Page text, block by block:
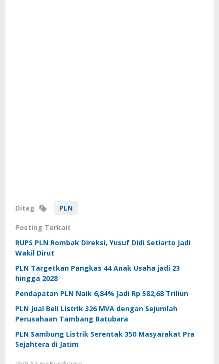
Ditag PLN
Posting Terkait
RUPS PLN Rombak Direksi, Yusuf Didi Setiarto Jadi
Wakil Dirut
PLN Targetkan Pangkas 44 Anak Usaha jadi 23
hingga 2028
Pendapatan PLN Naik 6,84% Jadi Rp 582,68 Triliun
PLN Jual Beli Listrik 326 MVA dengan Sejumlah
Perusahaan Tambang Batubara
PLN Sambung Listrik Serentak 350 Masyarakat Pra
Sejahtera di Jatim